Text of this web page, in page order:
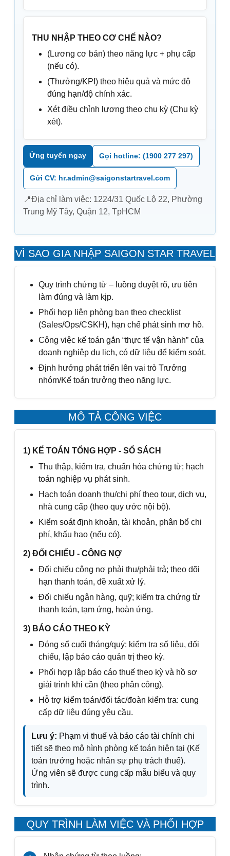
THU NHẬP THEO CƠ CHẾ NÀO?
(Lương cơ bản) theo năng lực + phụ cấp
(nếu có).
(Thưởng/KPI) theo hiệu quả và mức độ
đúng hạn/độ chính xác.
Xét điều chỉnh lương theo chu kỳ (Chu kỳ
xét).
Ứng tuyển ngay Gọi hotline: (1900 277 297)
Gửi CV: hr.admin@saigonstartravel.com
📍Địa chỉ làm việc: 1224/31 Quốc Lộ 22, Phường
Trung Mỹ Tây, Quận 12, TpHCM
VÌ SAO GIA NHẬP SAIGON STAR TRAVEL
Quy trình chứng từ – luồng duyệt rõ, ưu tiên
làm đúng và làm kịp.
Phối hợp liên phòng ban theo checklist
(Sales/Ops/CSKH), hạn chế phát sinh mơ hồ.
Công việc kế toán gắn “thực tế vận hành” của
doanh nghiệp du lịch, có dữ liệu để kiểm soát.
Định hướng phát triển lên vai trò Trưởng
nhóm/Kế toán trưởng theo năng lực.
MÔ TẢ CÔNG VIỆC
1) KẾ TOÁN TỔNG HỢP - SỔ SÁCH
Thu thập, kiểm tra, chuẩn hóa chứng từ; hạch
toán nghiệp vụ phát sinh.
Hạch toán doanh thu/chi phí theo tour, dịch vụ,
nhà cung cấp (theo quy ước nội bộ).
Kiểm soát định khoản, tài khoản, phân bổ chi
phí, khấu hao (nếu có).
2) ĐỐI CHIẾU - CÔNG NỢ
Đối chiếu công nợ phải thu/phải trả; theo dõi
hạn thanh toán, đề xuất xử lý.
Đối chiếu ngân hàng, quỹ; kiểm tra chứng từ
thanh toán, tạm ứng, hoàn ứng.
3) BÁO CÁO THEO KỲ
Đóng sổ cuối tháng/quý: kiểm tra số liệu, đối
chiếu, lập báo cáo quản trị theo kỳ.
Phối hợp lập báo cáo thuế theo kỳ và hồ sơ
giải trình khi cần (theo phân công).
Hỗ trợ kiểm toán/đối tác/đoàn kiểm tra: cung
cấp dữ liệu đúng yêu cầu.
Lưu ý: Phạm vi thuế và báo cáo tài chính chi
tiết sẽ theo mô hình phòng kế toán hiện tại (Kế
toán trưởng hoặc nhân sự phụ trách thuế).
Ứng viên sẽ được cung cấp mẫu biểu và quy
trình.
QUY TRÌNH LÀM VIỆC VÀ PHỐI HỢP